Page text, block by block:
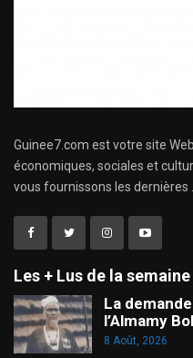
Guinee7.com est votre site
économiques, sociales et
vous fournissons les dernières
Les + Lus de la semaine
La
l’Almamy
8 Août, 2026